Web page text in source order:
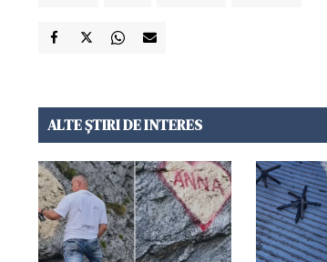
ALTE ȘTIRI DE INTERES